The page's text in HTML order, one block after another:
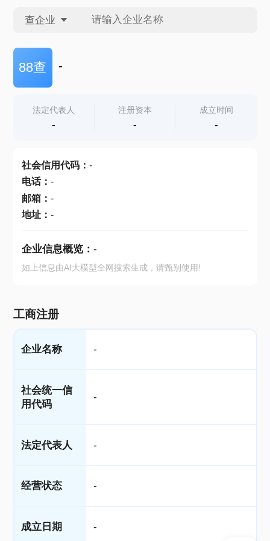
查企业
查企业
查产地
88查 -
法定代表人
-
注册资本
-
成立时间
-
社会信用代码： -
电话： -
邮箱： -
地址： -
企业信息概览： -
如上信息由AI大模型全网搜索生成，请甄别使用!
工商注册
企业名称 -
社会统一信
用代码
-
法定代表人 -
经营状态 -
成立日期 -